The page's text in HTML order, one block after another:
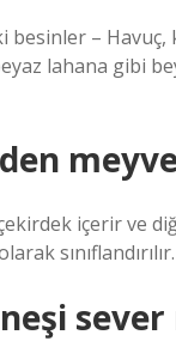
besinler –
lahana gibi
içerir ve
sınıflandırılır.
sever